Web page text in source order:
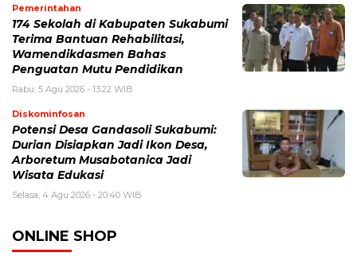
Pemerintahan
174 Sekolah di Kabupaten Sukabumi
Terima Bantuan Rehabilitasi,
Wamendikdasmen Bahas
Penguatan Mutu Pendidikan
Rabu, 5 Agu 2026 - 13:22 WIB
Diskominfosan
Potensi Desa Gandasoli Sukabumi:
Durian Disiapkan Jadi Ikon Desa,
Arboretum Musabotanica Jadi
Wisata Edukasi
Selasa, 4 Agu 2026 - 20:40 WIB
ONLINE SHOP